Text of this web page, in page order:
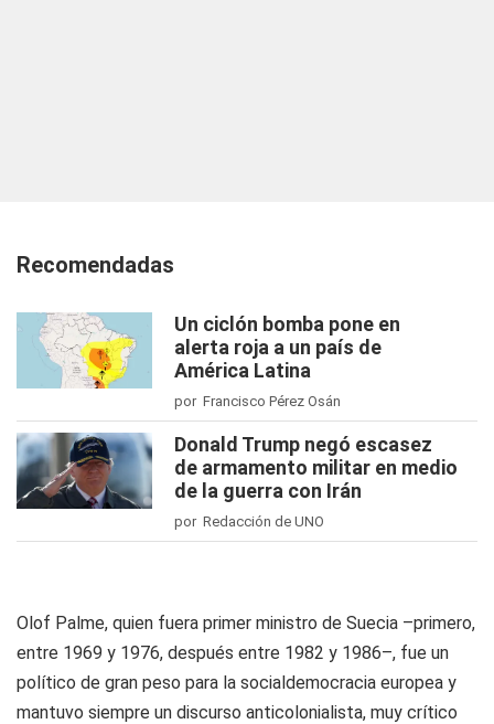
Recomendadas
Un ciclón bomba pone en
alerta roja a un país de
América Latina
por Francisco Pérez Osán
Donald Trump negó escasez
de armamento militar en medio
de la guerra con Irán
por Redacción de UNO
Olof Palme, quien fuera primer ministro de Suecia –primero,
entre 1969 y 1976, después entre 1982 y 1986–, fue un
político de gran peso para la socialdemocracia europea y
mantuvo siempre un discurso anticolonialista, muy crítico